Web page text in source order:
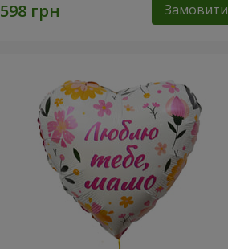
Замовити